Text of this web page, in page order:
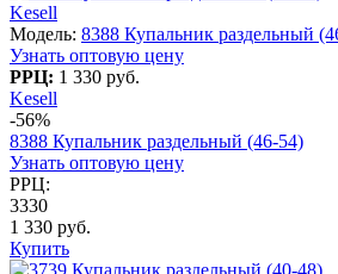
Kesell
Модель: 8388 Купальник раздельный
Узнать оптовую цену
РРЦ: 1 330 руб.
Kesell
-56%
8388 Купальник раздельный (46-54)
Узнать оптовую цену
РРЦ:
3330
1 330 руб.
Купить